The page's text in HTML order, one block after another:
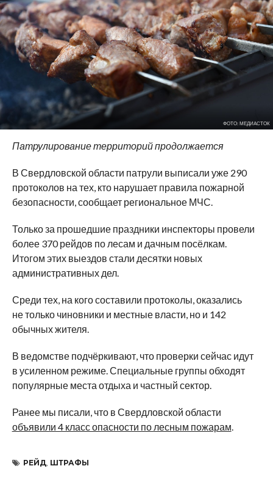
ФОТО: МЕДИАСТОК
Патрулирование территорий продолжается
В Свердловской области патрули выписали уже 290
протоколов на тех, кто нарушает правила пожарной
безопасности, сообщает региональное МЧС.
Только за прошедшие праздники инспекторы провели
более 370 рейдов по лесам и дачным посёлкам.
Итогом этих выездов стали десятки новых
административных дел.
Среди тех, на кого составили протоколы, оказались
не только чиновники и местные власти, но и 142
обычных жителя.
В ведомстве подчёркивают, что проверки сейчас идут
в усиленном режиме. Специальные группы обходят
популярные места отдыха и частный сектор.
Ранее мы писали, что в Свердловской области
объявили 4 класс опасности по лесным пожарам.
РЕЙД, ШТРАФЫ